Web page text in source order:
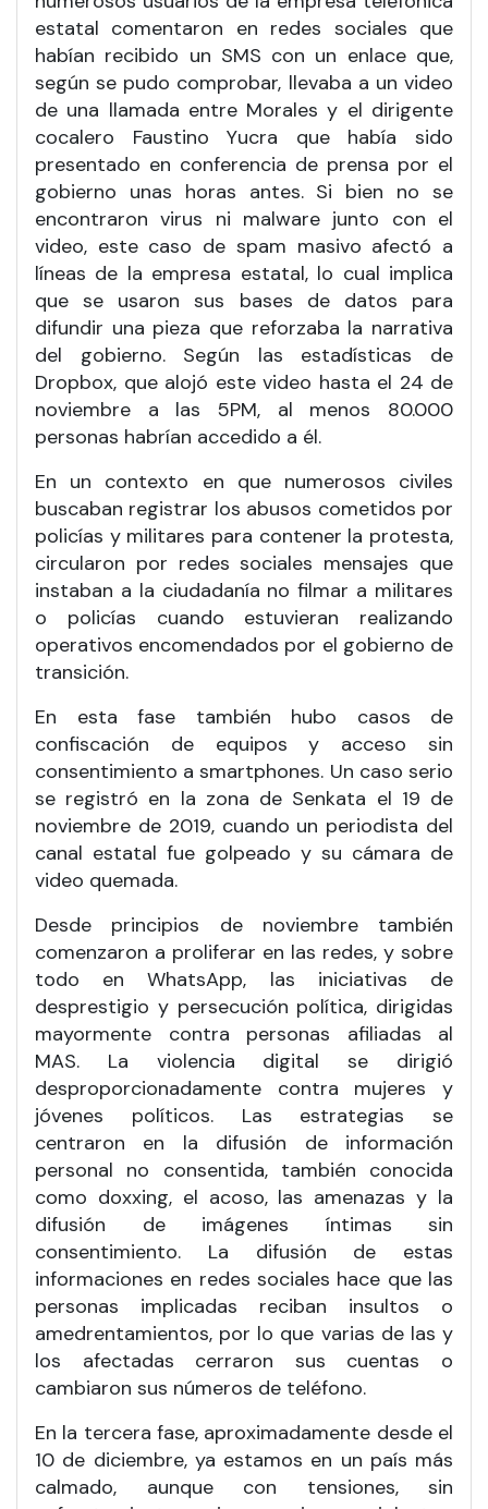
estatal comentaron en redes sociales que
habían recibido un SMS con un enlace que,
según se pudo comprobar, llevaba a un video
de una llamada entre Morales y el dirigente
cocalero Faustino Yucra que había sido
presentado en conferencia de prensa por el
gobierno unas horas antes. Si bien no se
encontraron virus ni malware junto con el
video, este caso de spam masivo afectó a
líneas de la empresa estatal, lo cual implica
que se usaron sus bases de datos para
difundir una pieza que reforzaba la narrativa
del gobierno. Según las estadísticas de
Dropbox, que alojó este video hasta el 24 de
noviembre a las 5PM, al menos 80.000
personas habrían accedido a él.
En un contexto en que numerosos civiles
buscaban registrar los abusos cometidos por
policías y militares para contener la protesta,
circularon por redes sociales mensajes que
instaban a la ciudadanía no filmar a militares
o policías cuando estuvieran realizando
operativos encomendados por el gobierno de
transición.
En esta fase también hubo casos de
confiscación de equipos y acceso sin
consentimiento a smartphones. Un caso serio
se registró en la zona de Senkata el 19 de
noviembre de 2019, cuando un periodista del
canal estatal fue golpeado y su cámara de
video quemada.
Desde principios de noviembre también
comenzaron a proliferar en las redes, y sobre
todo en WhatsApp, las iniciativas de
desprestigio y persecución política, dirigidas
mayormente contra personas afiliadas al
MAS. La violencia digital se dirigió
desproporcionadamente contra mujeres y
jóvenes políticos. Las estrategias se
centraron en la difusión de información
personal no consentida, también conocida
como doxxing, el acoso, las amenazas y la
difusión de imágenes íntimas sin
consentimiento. La difusión de estas
informaciones en redes sociales hace que las
personas implicadas reciban insultos o
amedrentamientos, por lo que varias de las y
los afectadas cerraron sus cuentas o
cambiaron sus números de teléfono.
En la tercera fase, aproximadamente desde el
10 de diciembre, ya estamos en un país más
calmado, aunque con tensiones, sin